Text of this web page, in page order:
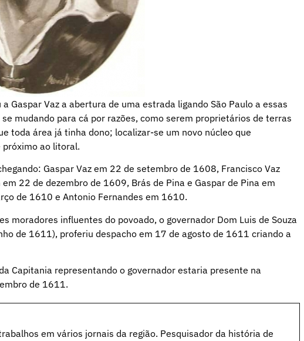
Gaspar Vaz a abertura de uma estrada ligando São Paulo a essas
mudando para cá por razões, como serem proprietários de terras
toda área já tinha dono; localizar-se um novo núcleo que
ao litoral.
Gaspar Vaz em 22 de setembro de 1608, Francisco Vaz
22 de dezembro de 1609, Brás de Pina e Gaspar de Pina em
de 1610 e Antonio Fernandes em 1610.
moradores influentes do povoado, o governador Dom Luis de Souza
de 1611), proferiu despacho em 17 de agosto de 1611 criando a
Capitania representando o governador estaria presente na
de 1611.
em vários jornais da região. Pesquisador da história de